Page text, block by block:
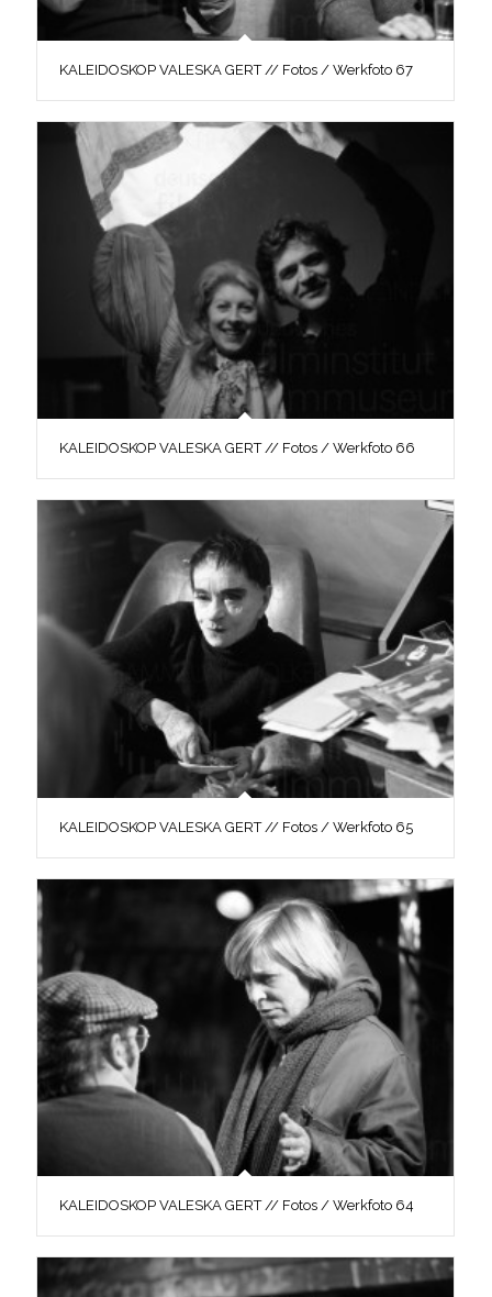
KALEIDOSKOP VALESKA GERT // Fotos / Werkfoto 67
KALEIDOSKOP VALESKA GERT // Fotos / Werkfoto 66
KALEIDOSKOP VALESKA GERT // Fotos / Werkfoto 65
KALEIDOSKOP VALESKA GERT // Fotos / Werkfoto 64